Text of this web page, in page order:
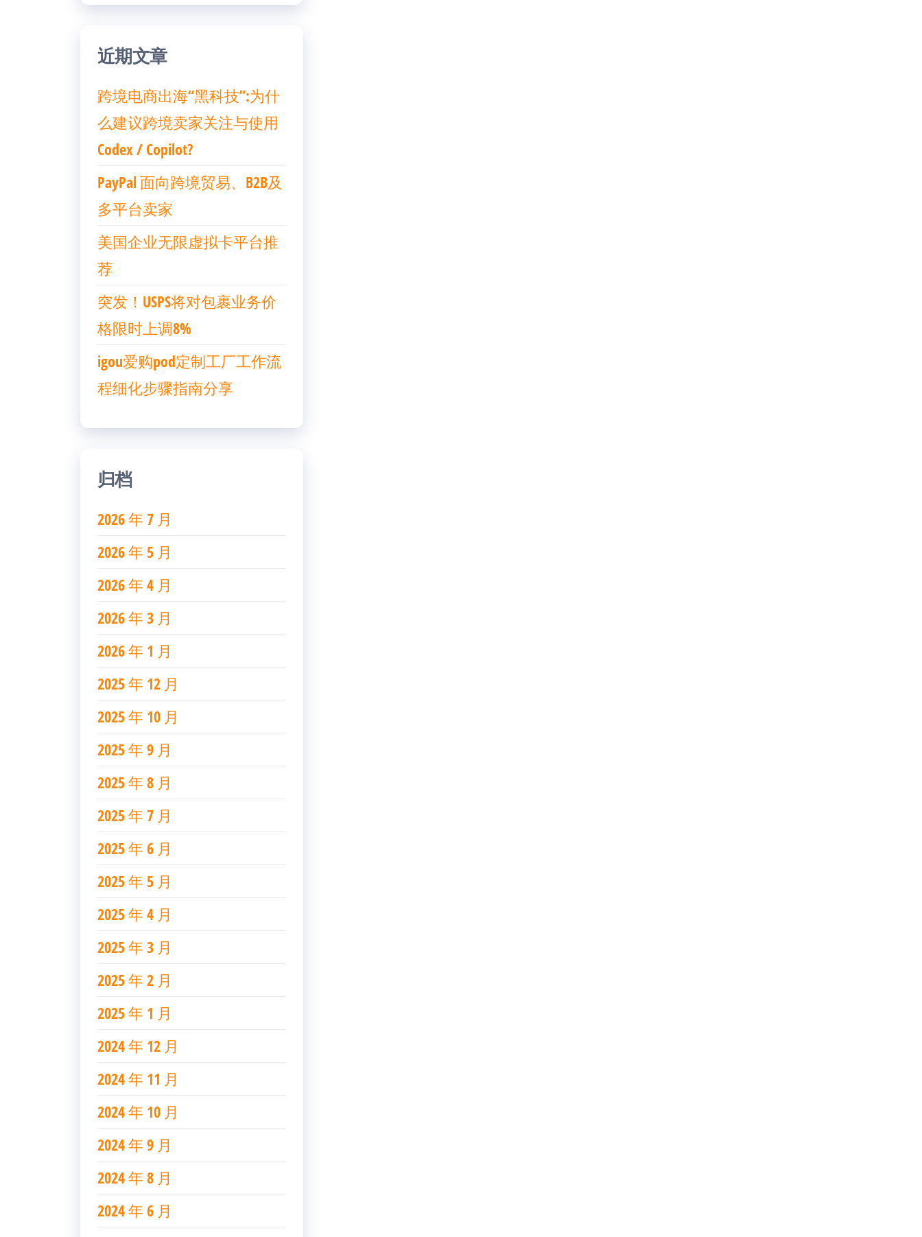
近期文章
跨境电商出海“黑科技”:为什
么建议跨境卖家关注与使用
Codex / Copilot?
PayPal 面向跨境贸易、B2B及
多平台卖家
美国企业无限虚拟卡平台推
荐
突发！USPS将对包裹业务价
格限时上调8%
igou爱购pod定制工厂工作流
程细化步骤指南分享
归档
2026 年 7 月
2026 年 5 月
2026 年 4 月
2026 年 3 月
2026 年 1 月
2025 年 12 月
2025 年 10 月
2025 年 9 月
2025 年 8 月
2025 年 7 月
2025 年 6 月
2025 年 5 月
2025 年 4 月
2025 年 3 月
2025 年 2 月
2025 年 1 月
2024 年 12 月
2024 年 11 月
2024 年 10 月
2024 年 9 月
2024 年 8 月
2024 年 6 月